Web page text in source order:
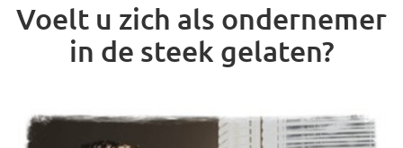
Voelt u zich als ondernemer
in de steek gelaten?